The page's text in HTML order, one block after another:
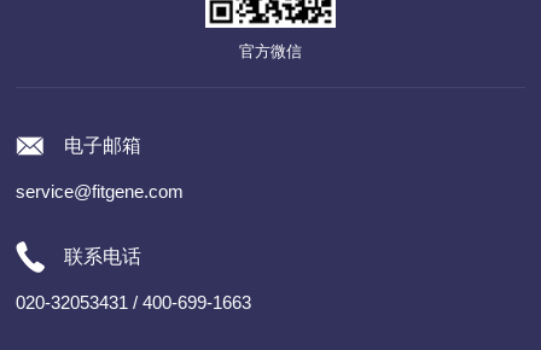
官方微信
电子邮箱
service@fitgene.com
联系电话
020-32053431 / 400-699-1663